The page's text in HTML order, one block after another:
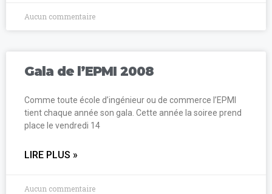
Aucun commentaire
Gala de l’EPMI 2008
Comme toute école d’ingénieur ou de commerce l’EPMI
tient chaque année son gala. Cette année la soiree prend
place le vendredi 14
LIRE PLUS »
Aucun commentaire